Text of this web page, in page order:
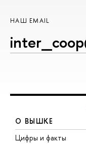
НАШ EMAIL
О ВЫШКЕ
Цифры и факты